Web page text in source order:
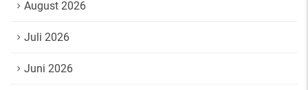
August 2026
Juli 2026
Juni 2026